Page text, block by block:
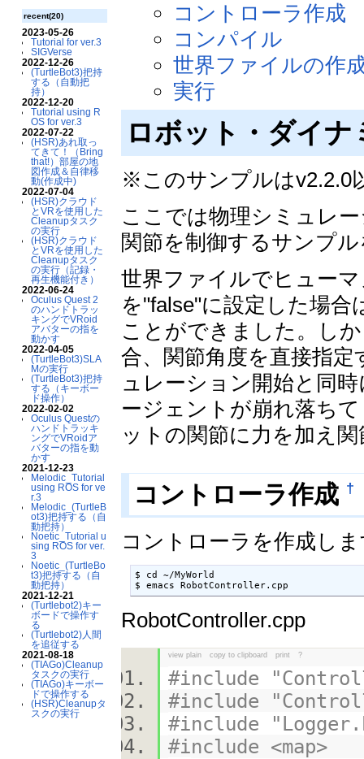
recent(20)
2023-05-26
Tutorial for ver.3
SIGVerse
2022-12-26
(TurtleBot3)把持
する（自動把
持）
2022-12-20
Tutorial using R
OS for ver.3
2022-07-22
(HSR)あれ取っ
てきて！（Bring
that!）部屋の地
図作成＆自律移
動(作成中)
2022-07-04
(HSR)クラウド
とVRを使用した
Cleanupタスク
の実行
(HSR)クラウド
とVRを使用した
Cleanupタスク
の実行（記録・
再生機能付き）
2022-06-24
Oculus Quest 2
のハンドトラッ
キングでVRoid
アバターの指を
動かす
2022-04-05
(TurtleBot3)SLA
Mの実行
(TurtleBot3)把持
する（キーボー
ド操作）
2022-02-02
Oculus Questの
ハンドトラッキ
ングでVRoidア
バターの指を動
かす
2021-12-23
Melodic_Tutorial
using ROS for ve
r.3
Melodic_(TurtleB
ot3)把持する（自
動把持）
Noetic_Tutorial u
sing ROS for ver.
3
Noetic_(TurtleBo
t3)把持する（自
動把持）
2021-12-21
(Turtlebot2)キー
ボードで操作す
る
(Turtlebot2)人間
を追従する
2021-08-18
(TIAGo)Cleanup
タスクの実行
(TIAGo)キーボー
ドで操作する
(HSR)Cleanupタ
スクの実行
コントローラ作成
コンパイル
世界ファイルの作
実行
ロボット・ダイ
※このサンプルはv2.2.0
ここでは物理シミュレ
関節を制御するサンプ
世界ファイルでヒュー
を"false"に設定した場
ことができました。し
合、関節角度を直接指
ュレーション開始と同
ージェントが崩れ落ち
ットの関節に力を加え
コントローラ作成 †
コントローラを作成し
$ cd ~/MyWorld
$ emacs RobotController.cpp
RobotController.cpp
view plain copy to clipboard print ?
#include
#include
#include
#include <map>